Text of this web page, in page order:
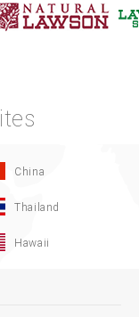
China
Thailand
Hawaii